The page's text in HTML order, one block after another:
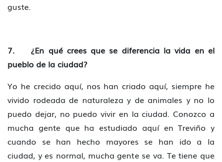
guste.
7. ¿En qué crees que se diferencia la vida en el
pueblo de la ciudad?
Yo he crecido aquí, nos han criado aquí, siempre he
vivido rodeada de naturaleza y de animales y no lo
puedo dejar, no puedo vivir en la ciudad. Conozco a
mucha gente que ha estudiado aquí en Treviño y
cuando se han hecho mayores se han ido a la
ciudad, y es normal, mucha gente se va. Te tiene que